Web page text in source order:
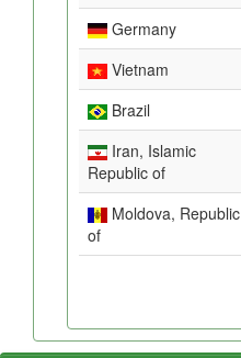
Germany
Vietnam
Brazil
Iran, Islamic
Republic of
Moldova, Republic
of